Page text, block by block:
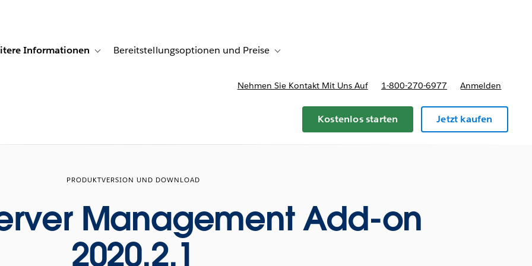
navigation for Lösungen
Informationen Toggle sub-navigation for Weitere Informationen
Bereitstellungsoptionen und Preise Toggle sub-navigation for Bereitstellungsoptionen und Preise
Nehmen Sie Kontakt Mit Uns Auf 1-800-270-6977 Anmelden
Kostenlos starten Jetzt kaufen
PRODUKTVERSION UND DOWNLOAD
Management Add-on
2020.2.1